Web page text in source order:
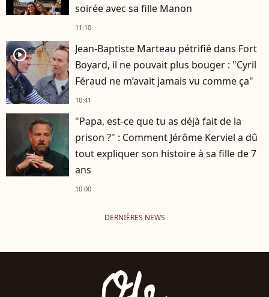
soirée avec sa fille Manon
11:10
player2
Jean-Baptiste Marteau pétrifié dans Fort
Boyard, il ne pouvait plus bouger : "Cyril
Féraud ne m’avait jamais vu comme ça"
10:41
"Papa, est-ce que tu as déjà fait de la
prison ?" : Comment Jérôme Kerviel a dû
tout expliquer son histoire à sa fille de 7
ans
10:00
DERNIÈRES NEWS